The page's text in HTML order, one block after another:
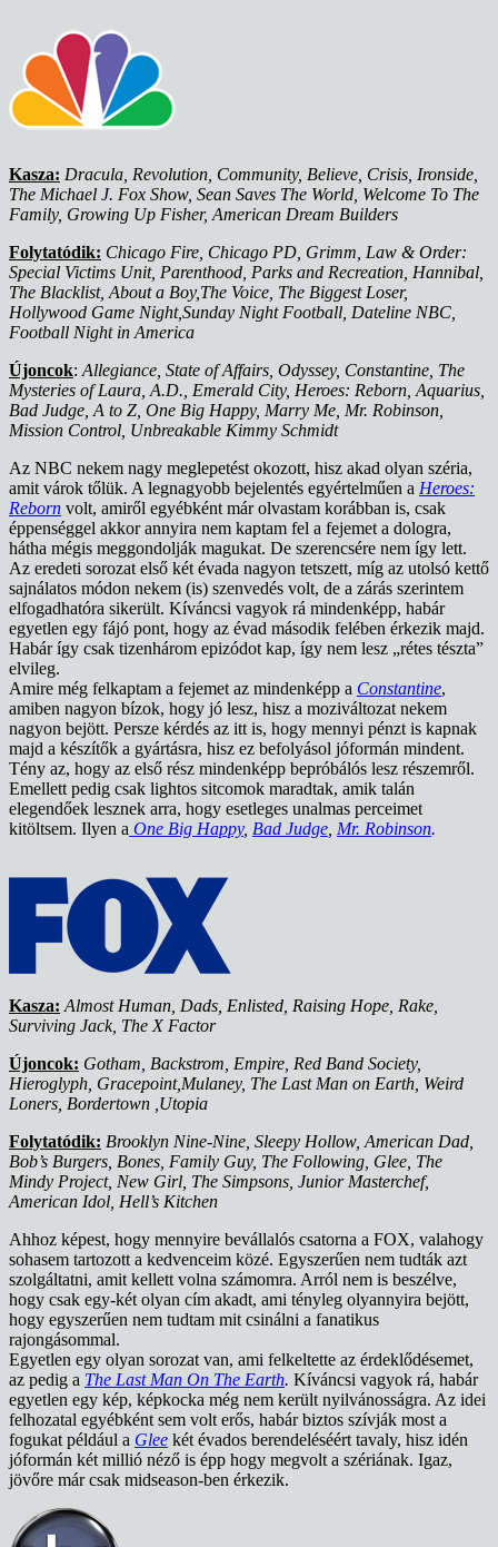
Kasza: Dracula, Revolution, Community, Believe, Crisis, Ironside,
The Michael J. Fox Show, Sean Saves The World, Welcome To The
Family, Growing Up Fisher, American Dream Builders
Folytatódik: Chicago Fire, Chicago PD, Grimm, Law & Order:
Special Victims Unit, Parenthood, Parks and Recreation, Hannibal,
The Blacklist, About a Boy,The Voice, The Biggest Loser,
Hollywood Game Night,Sunday Night Football, Dateline NBC,
Football Night in America
Újoncok:Allegiance, State of Affairs, Odyssey, Constantine, The
Mysteries of Laura, A.D., Emerald City, Heroes: Reborn, Aquarius,
Bad Judge, A to Z, One Big Happy, Marry Me, Mr. Robinson,
Mission Control, Unbreakable Kimmy Schmidt
Az NBC nekem nagy meglepetést okozott, hisz akad olyan széria,
amit várok tőlük. A legnagyobb bejelentés egyértelműen a Heroes:
Reborn volt, amiről egyébként már olvastam korábban is, csak
éppenséggel akkor annyira nem kaptam fel a fejemet a dologra,
hátha mégis meggondolják magukat. De szerencsére nem így lett.
Az eredeti sorozat első két évada nagyon tetszett, míg az utolsó kettő
sajnálatos módon nekem (is) szenvedés volt, de a zárás szerintem
elfogadhatóra sikerült. Kíváncsi vagyok rá mindenképp, habár
egyetlen egy fájó pont, hogy az évad második felében érkezik majd.
Habár így csak tizenhárom epizódot kap, így nem lesz „rétes tészta”
elvileg.
Amire még felkaptam a fejemet az mindenképp a Constantine,
amiben nagyon bízok, hogy jó lesz, hisz a moziváltozat nekem
nagyon bejött. Persze kérdés az itt is, hogy mennyi pénzt is kapnak
majd a készítők a gyártásra, hisz ez befolyásol jóformán mindent.
Tény az, hogy az első rész mindenképp bepróbálós lesz részemről.
Emellett pedig csak lightos sitcomok maradtak, amik talán
elegendőek lesznek arra, hogy esetleges unalmas perceimet
kitöltsem. Ilyen a One Big Happy, Bad Judge, Mr. Robinson.
Kasza: Almost Human, Dads, Enlisted, Raising Hope, Rake,
Surviving Jack, The X Factor
Újoncok: Gotham, Backstrom, Empire, Red Band Society,
Hieroglyph, Gracepoint,Mulaney, The Last Man on Earth, Weird
Loners, Bordertown ,Utopia
Folytatódik: Brooklyn Nine-Nine, Sleepy Hollow, American Dad,
Bob’s Burgers, Bones, Family Guy, The Following, Glee, The
Mindy Project, New Girl, The Simpsons, Junior Masterchef,
American Idol, Hell’s Kitchen
Ahhoz képest, hogy mennyire bevállalós csatorna a FOX, valahogy
sohasem tartozott a kedvenceim közé. Egyszerűen nem tudták azt
szolgáltatni, amit kellett volna számomra. Arról nem is beszélve,
hogy csak egy-két olyan cím akadt, ami tényleg olyannyira bejött,
hogy egyszerűen nem tudtam mit csinálni a fanatikus
rajongásommal.
Egyetlen egy olyan sorozat van, ami felkeltette az érdeklődésemet,
az pedig a The Last Man On The Earth. Kíváncsi vagyok rá, habár
egyetlen egy kép, képkocka még nem került nyilvánosságra. Az idei
felhozatal egyébként sem volt erős, habár biztos szívják most a
fogukat például a Glee két évados berendeléséért tavaly, hisz idén
jóformán két millió néző is épp hogy megvolt a szériának. Igaz,
jövőre már csak midseason-ben érkezik.